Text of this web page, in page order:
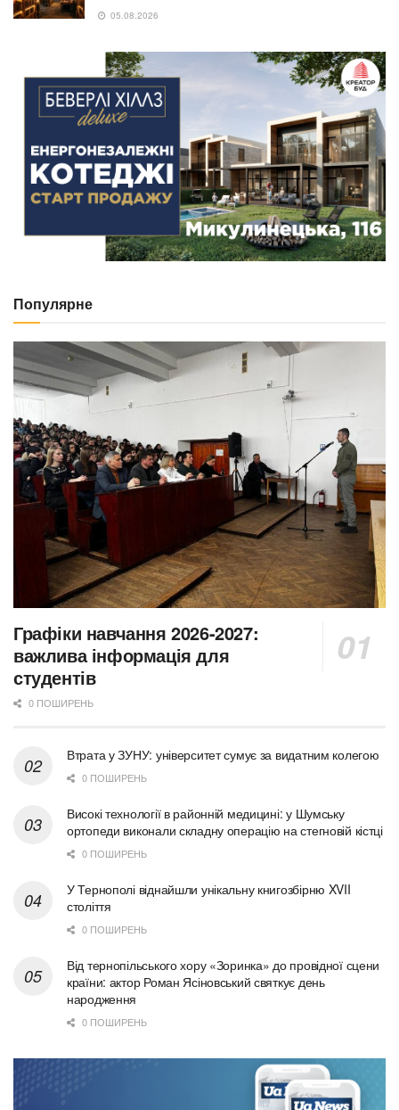
05.08.2026
Популярне
Графіки навчання 2026-2027:
важлива інформація для
студентів
0 ПОШИРЕНЬ
Втрата у ЗУНУ: університет сумує за видатним колегою
0 ПОШИРЕНЬ
Високі технології в районній медицині: у Шумську
ортопеди виконали складну операцію на стегновій кістці
0 ПОШИРЕНЬ
У Тернополі віднайшли унікальну книгозбірню XVII
століття
0 ПОШИРЕНЬ
Від тернопільського хору «Зоринка» до провідної сцени
країни: актор Роман Ясіновський святкує день
народження
0 ПОШИРЕНЬ